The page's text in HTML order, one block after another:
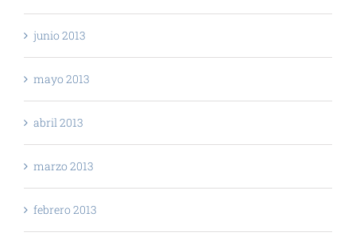
junio 2013
mayo 2013
abril 2013
marzo 2013
febrero 2013